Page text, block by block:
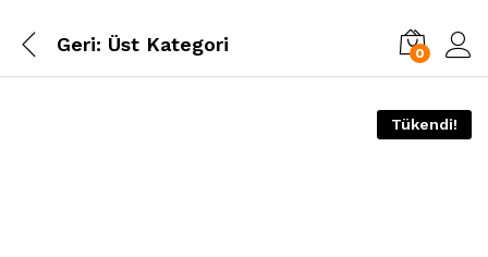
Geri: Üst Kategori 0
Tükendi!